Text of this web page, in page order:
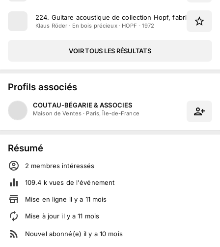
224. Guitare acoustique de collection Hopf, fabriquée en
Klaus Röder · En bois précieux · HOPF · 1972
VOIR TOUS LES RÉSULTATS
Profils associés
COUTAU-BÉGARIE & ASSOCIES
Maison de Ventes · Paris, Île-de-France
Résumé
2 membres intéressés
109.4 kvues de l'événement
Mise en ligne il y a 11 mois
Mise à jour il y a11 mois
Nouvel abonné(e) il y a 10 mois